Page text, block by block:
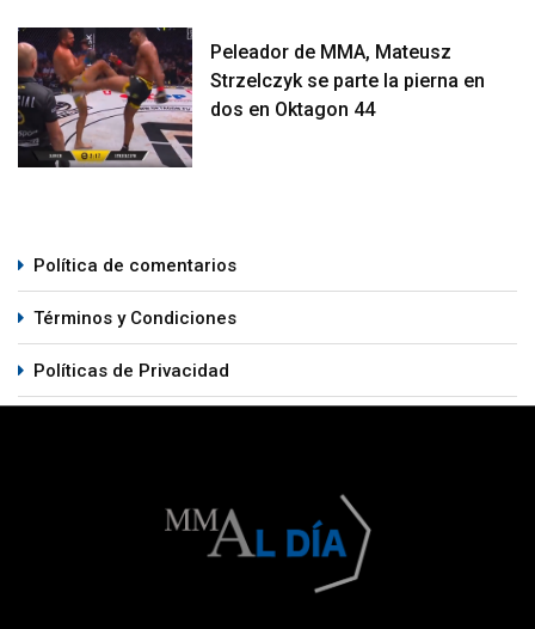
Peleador de MMA, Mateusz
Strzelczyk se parte la pierna en
dos en Oktagon 44
Política de comentarios
Términos y Condiciones
Políticas de Privacidad